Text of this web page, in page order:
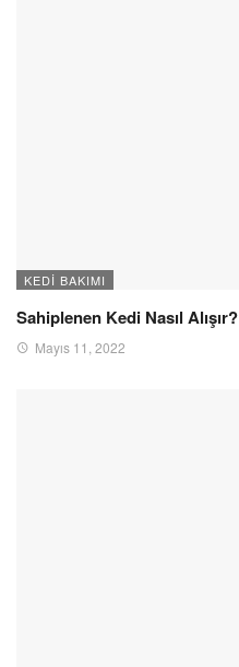
KEDI BAKIMI
Sahiplenen Kedi Nasıl Alışır?
Mayıs 11, 2022